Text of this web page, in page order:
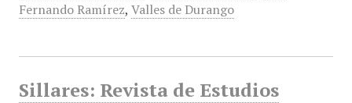
Fernando Ramírez, Valles de Durango
Sillares: Revista de Estudios